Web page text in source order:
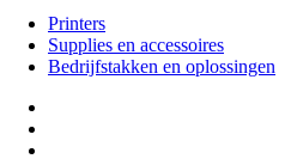
Printers
Supplies en accessoires
Bedrijfstakken en oplossingen